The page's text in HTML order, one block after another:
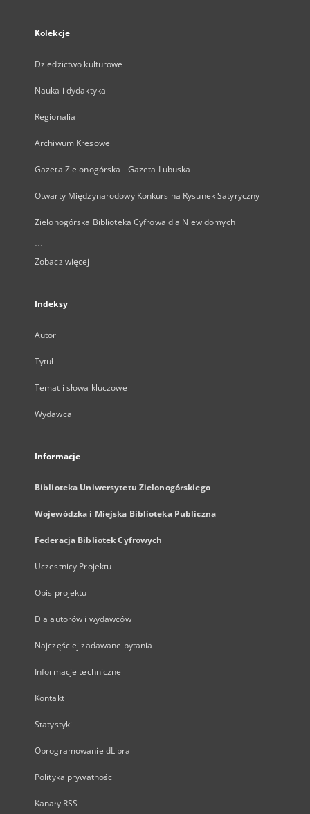
Kolekcje
Dziedzictwo kulturowe
Nauka i dydaktyka
Regionalia
Archiwum Kresowe
Gazeta Zielonogórska - Gazeta Lubuska
Otwarty Międzynarodowy Konkurs na Rysunek Satyryczny
Zielonogórska Biblioteka Cyfrowa dla Niewidomych
...
Zobacz więcej
Indeksy
Autor
Tytuł
Temat i słowa kluczowe
Wydawca
Informacje
Biblioteka Uniwersytetu Zielonogórskiego
Wojewódzka i Miejska Biblioteka Publiczna
Federacja Bibliotek Cyfrowych
Uczestnicy Projektu
Opis projektu
Dla autorów i wydawców
Najczęściej zadawane pytania
Informacje techniczne
Kontakt
Statystyki
Oprogramowanie dLibra
Polityka prywatności
Kanały RSS